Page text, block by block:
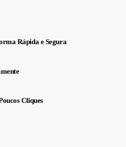
Rápida e Segura
Cliques